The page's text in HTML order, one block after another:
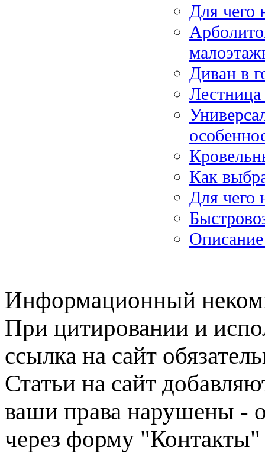
Для чего
Диван в
Лестница
Как
Для чего
Описание
Информационный
При цитировании и
ссылка на сайт
Статьи на сайт
ваши права нарушены -
через форму "Контакты"